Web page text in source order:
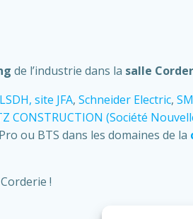
de l’industrie dans la salle
LSDH, site JFA, Schneider Electric,
CONSTRUCTION (Société
ou BTS dans les domaines de la
!